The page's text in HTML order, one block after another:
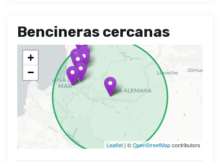
Bencineras cercanas
+
−
Leaflet | ©OpenStreetMapcontributors